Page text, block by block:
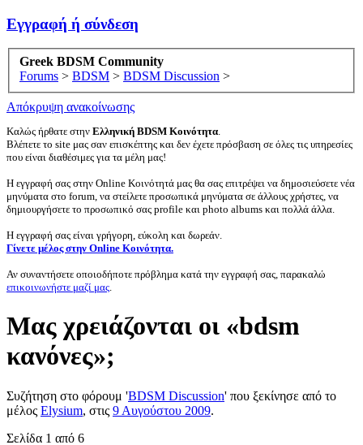
Εγγραφή ή σύνδεση
Greek BDSM Community
Forums > BDSM > BDSM Discussion >
Απόκρυψη ανακοίνωσης
Καλώς ήρθατε στην Ελληνική BDSM Κοινότητα.
Βλέπετε το site μας σαν επισκέπτης και δεν έχετε πρόσβαση σε όλες τις υπηρεσίες
που είναι διαθέσιμες για τα μέλη μας!
Η εγγραφή σας στην Online Κοινότητά μας θα σας επιτρέψει να δημοσιεύσετε νέα
μηνύματα στο forum, να στείλετε προσωπικά μηνύματα σε άλλους χρήστες, να
δημιουργήσετε το προσωπικό σας profile και photo albums και πολλά άλλα.
Η εγγραφή σας είναι γρήγορη, εύκολη και δωρεάν.
Γίνετε μέλος στην Online Κοινότητα.
Αν συναντήσετε οποιοδήποτε πρόβλημα κατά την εγγραφή σας, παρακαλώ
επικοινωνήστε μαζί μας.
Μας χρειάζονται οι «bdsm
κανόνες»;
Συζήτηση στο φόρουμ 'BDSM Discussion' που ξεκίνησε από το
μέλος Elysium, στις 9 Αυγούστου 2009.
Σελίδα 1 από 6